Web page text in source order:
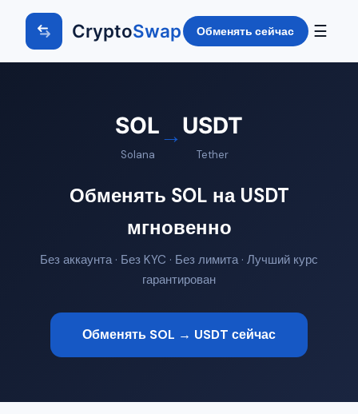
CryptoSwap Обменять сейчас ☰
SOL
Solana
→USDT
Tether
Обменять SOL на USDT
мгновенно
Без аккаунта · Без KYC · Без лимита · Лучший курс
гарантирован
Обменять SOL → USDT сейчас